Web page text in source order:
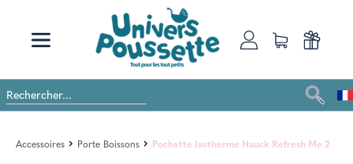
Accessoires Porte Boissons Pochette Isotherme Hauck Refresh Me 2